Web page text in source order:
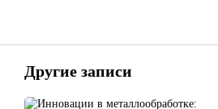
Другие записи